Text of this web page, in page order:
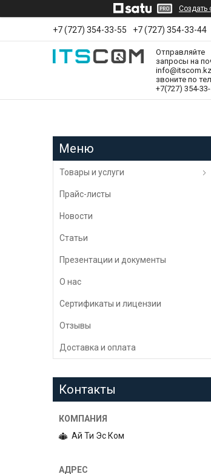
Создать
+7 (727) 354-33-55 +7 (727) 354-33-44
Отправляйте
запросы на
звоните по
+7(727) 354-
Товары и услуги
Прайс-листы
Новости
Статьи
Презентации и документы
О нас
Сертификаты и лицензии
Отзывы
Доставка и оплата
Контакты
Ай Ти Эс Ком